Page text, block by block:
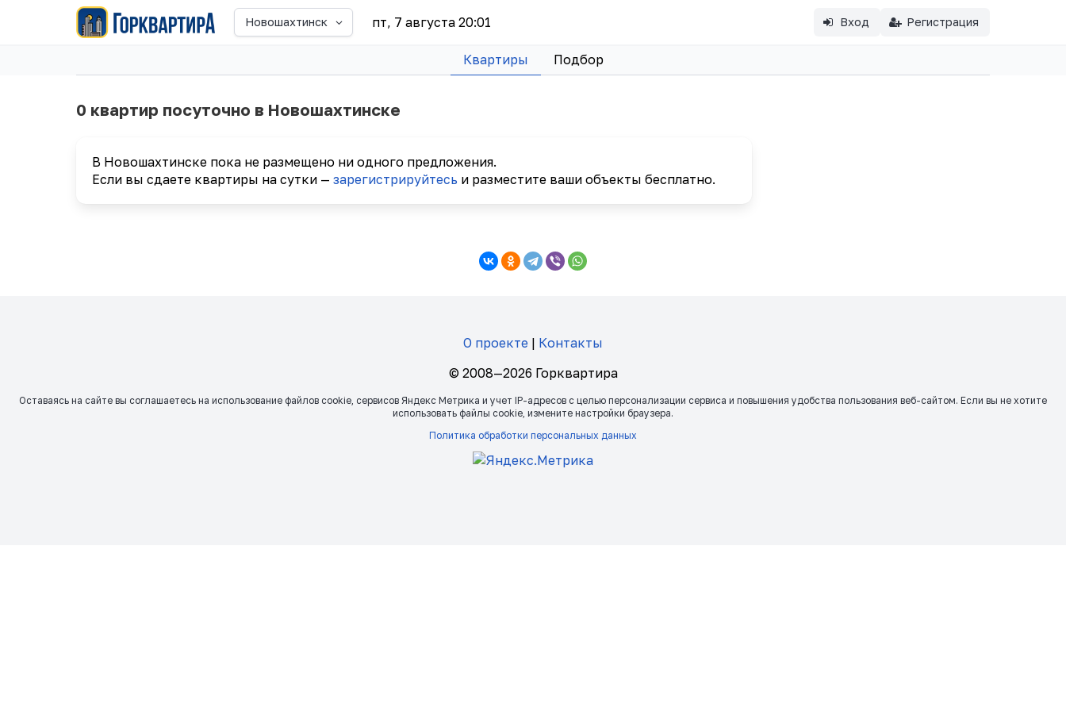
Новошахтинск пт, 7 августа 20:01 Вход Регистрация
Квартиры Подбор
0 квартир посуточно в Новошахтинске
В Новошахтинске пока не размещено ни одного предложения.
Если вы сдаете квартиры на сутки — зарегистрируйтесь и разместите ваши объекты бесплатно.
О проекте | Контакты
© 2008—2026 Горквартира
Оставаясь на сайте вы соглашаетесь на использование файлов сookie, сервисов Яндекс Метрика и учет IP-адресов с целью персонализации сервиса и повышения удобства пользования веб-сайтом. Если вы не хотите
использовать файлы сookie, измените настройки браузера.
Политика обработки персональных данных